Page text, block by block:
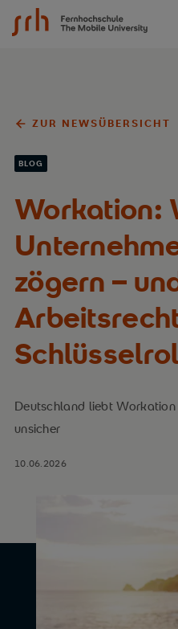
SRH Fernhochschule - The
ZUR NEWSÜBERSICHT
BLOG
Workation:
zögern –
Deutschland liebt
unsicher
10.06.2026